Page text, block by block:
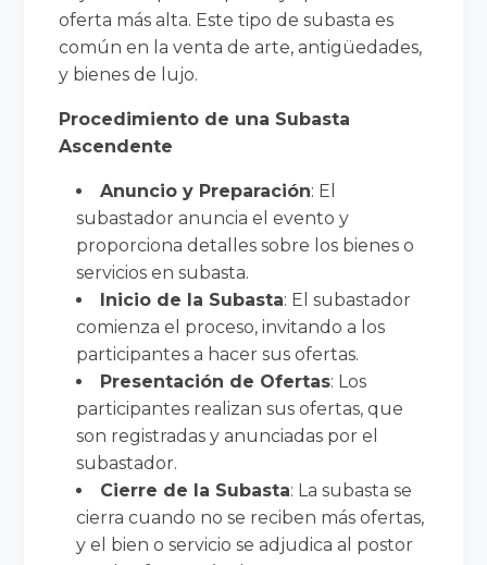
oferta más alta. Este tipo de subasta es
común en la venta de arte, antigüedades,
y bienes de lujo.
Procedimiento de una Subasta
Ascendente
Anuncio y Preparación: El
subastador anuncia el evento y
proporciona detalles sobre los bienes o
servicios en subasta.
Inicio de la Subasta: El subastador
comienza el proceso, invitando a los
participantes a hacer sus ofertas.
Presentación de Ofertas: Los
participantes realizan sus ofertas, que
son registradas y anunciadas por el
subastador.
Cierre de la Subasta: La subasta se
cierra cuando no se reciben más ofertas,
y el bien o servicio se adjudica al postor